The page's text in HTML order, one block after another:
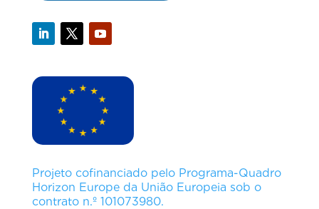
Projeto cofinanciado pelo Programa-Quadro
Horizon Europe da União Europeia sob o
contrato n.º 101073980.